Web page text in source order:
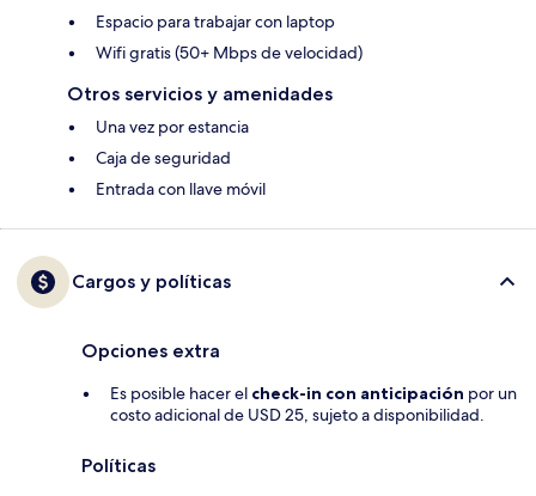
Espacio para trabajar con laptop
Wifi gratis (50+ Mbps de velocidad)
Otros servicios y amenidades
Una vez por estancia
Caja de seguridad
Entrada con llave móvil
Cargos y políticas
Opciones extra
Es posible hacer el check-in con anticipación por un
costo adicional de USD 25, sujeto a disponibilidad.
Políticas